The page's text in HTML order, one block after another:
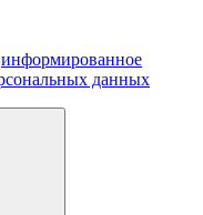
информированное
данных